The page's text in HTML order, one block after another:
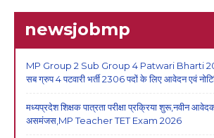
newsjobmp
MP Group 2 Sub Group 4 Patwari Bharti
सब ग्रुप 4 पटवारी भर्ती 2306 पदों के लिए आवेदन एवं
मध्यप्रदेश शिक्षक पात्रता परीक्षा प्रक्रिया शुरू,नवीन
असमंजस,MP Teacher TET Exam 2026